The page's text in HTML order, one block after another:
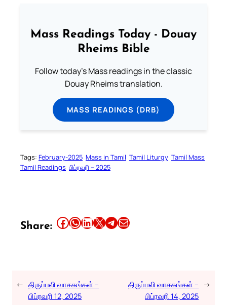
Mass Readings Today - Douay
Rheims Bible
Follow today's Mass readings in the classic
Douay Rheims translation.
MASS READINGS (DRB)
Tags: February-2025 Mass in Tamil Tamil Liturgy Tamil Mass
Tamil Readings பிப்ரவரி – 2025
Share: Share this article on Facebook Share this article on WhatsApp Share this article on LinkedIn Share this article on X Share this article on TelegramEmail this Article
← திருப்பலி வாசகங்கள் –
பிப்ரவரி 12, 2025
திருப்பலி வாசகங்கள் –
பிப்ரவரி 14, 2025
→